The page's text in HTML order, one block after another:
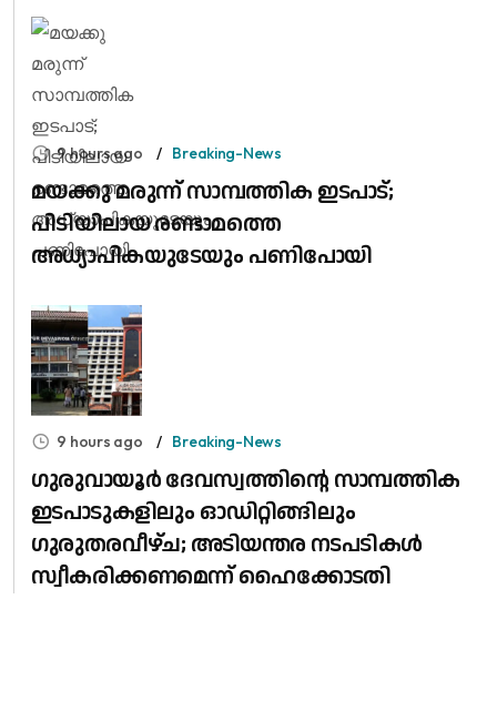
9 hours ago Breaking-News
മയക്കു മരുന്ന് സാമ്പത്തിക ഇടപാട്;
പിടിയിലായ രണ്ടാമത്തെ
അധ്യാപികയുടേയും പണിപോയി
9 hours ago Breaking-News
ഗുരുവായൂർ ദേവസ്വത്തിന്റെ സാമ്പത്തിക
ഇടപാടുകളിലും ഓഡിറ്റിങ്ങിലും ​
ഗുരുതരവീഴ്ച; അടിയന്തര നടപടികൾ
സ്വീകരിക്കണമെന്ന് ഹൈക്കോടതി